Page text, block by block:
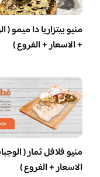
منيو بيتزاريا دا ميمو (
+ الاسعار + الفروع )
منيو فلافل ثمار (
الاسعار + الفروع )